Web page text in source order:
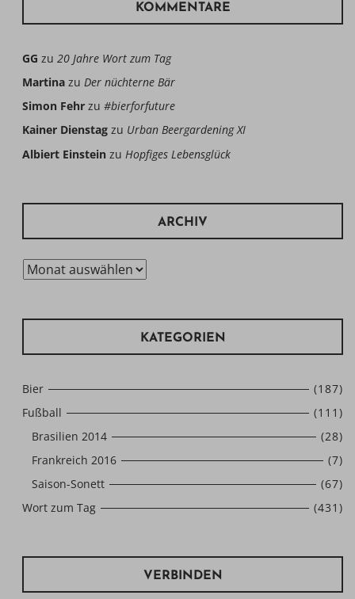
KOMMENTARE
GG zu 20 Jahre Wort zum Tag
Martina zu Der nüchterne Bär
Simon Fehr zu #bierforfuture
Kainer Dienstag zu Urban Beergardening XI
Albiert Einstein zu Hopfiges Lebensglück
ARCHIV
Archiv
KATEGORIEN
Bier
(187)
Fußball
(111)
Brasilien 2014
(28)
Frankreich 2016
(7)
Saison-Sonett
(67)
Wort zum Tag
(431)
VERBINDEN